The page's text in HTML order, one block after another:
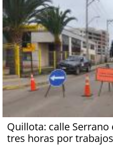
Quillota: calle
tres horas por